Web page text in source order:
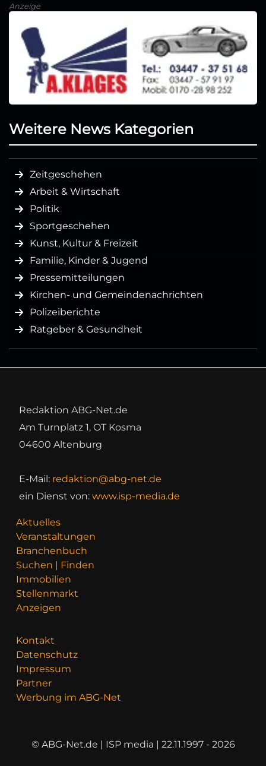
Anzeige
Weitere News Kategorien
Zeitgeschehen
Arbeit & Wirtschaft
Politik
Sportgeschehen
Kunst, Kultur & Freizeit
Familie, Kinder & Jugend
Pressemitteilungen
Kirchen- und Gemeindenachrichten
Polizeiberichte
Ratgeber & Gesundheit
Redaktion ABG-Net.de
Am Turnplatz 1, OT Kosma
04600 Altenburg
E-Mail: redaktion@abg-net.de
ein Dienst von: www.isp-media.de
Aktuelles
Veranstaltungen
Branchenbuch
Suchen | Finden
Immobilien
Stellenmarkt
Anzeigen
Kontakt
Datenschutz
Impressum
Partner
Werbung im ABG-Net
© ABG-Net.de | ISP media | 22.11.1997 - 2026